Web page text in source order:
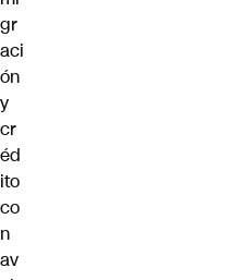
gr
aci
ón
y
cr
éd
ito
co
n
av